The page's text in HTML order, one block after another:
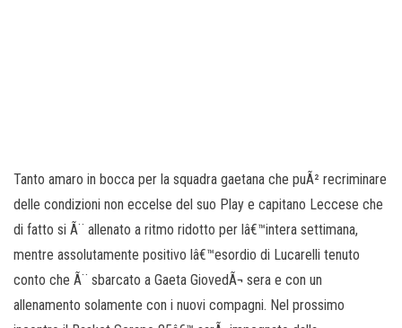
Tanto amaro in bocca per la squadra gaetana che puÃ² recriminare
delle condizioni non eccelse del suo Play e capitano Leccese che
di fatto si Ã¨ allenato a ritmo ridotto per lâ€™intera settimana,
mentre assolutamente positivo lâ€™esordio di Lucarelli tenuto
conto che Ã¨ sbarcato a Gaeta GiovedÃ¬ sera e con un
allenamento solamente con i nuovi compagni. Nel prossimo